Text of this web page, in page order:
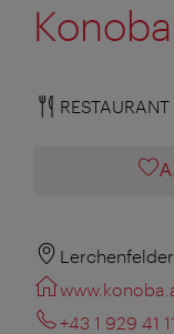
Konoba
RESTAURANT
+43 1 929 41 11